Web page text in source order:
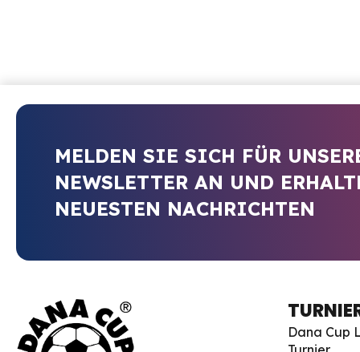
MELDEN SIE SICH FÜR
NEWSLETTER AN UND
NEUESTEN NACHRICHTEN
Dana Cup